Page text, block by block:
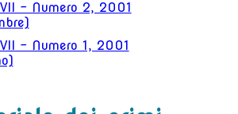
- Numero 2, 2001
- Numero 1, 2001